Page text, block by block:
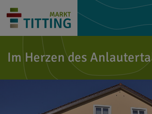
Im Herzen des